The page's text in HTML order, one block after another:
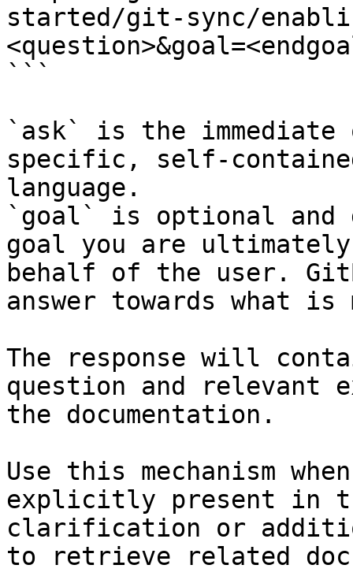
started/git-sync/
```
`ask` is the
specific, self-
language.
`goal` is optional and
goal you are
behalf of the user.
answer towards what
The response will
question and relevant
the documentation.
Use this mechanism
explicitly present in
clarification or